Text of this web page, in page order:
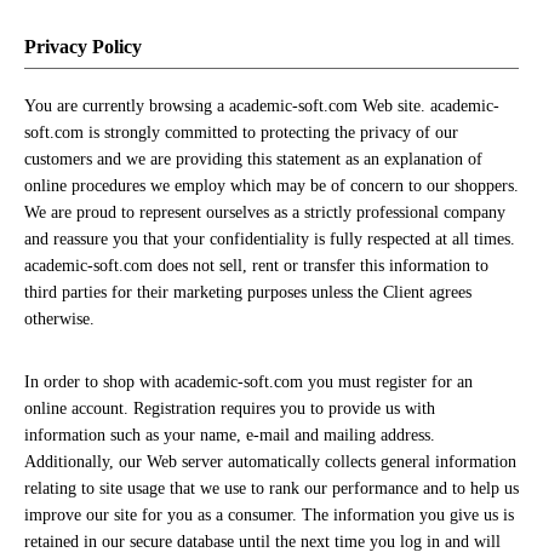
Privacy Policy
You are currently browsing a academic-soft.com Web site. academic-
soft.com is strongly committed to protecting the privacy of our
customers and we are providing this statement as an explanation of
online procedures we employ which may be of concern to our shoppers.
We are proud to represent ourselves as a strictly professional company
and reassure you that your confidentiality is fully respected at all times.
academic-soft.com does not sell, rent or transfer this information to
third parties for their marketing purposes unless the Client agrees
otherwise.
In order to shop with academic-soft.com you must register for an
online account. Registration requires you to provide us with
information such as your name, e-mail and mailing address.
Additionally, our Web server automatically collects general information
relating to site usage that we use to rank our performance and to help us
improve our site for you as a consumer. The information you give us is
retained in our secure database until the next time you log in and will